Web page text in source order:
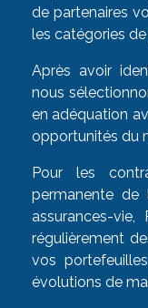
de partenaires
les catégories
Après avoir
nous
en adéquation
opportunités du
Pour les
permanente de
assurances-vie,
régulièrement
vos
évolutions de